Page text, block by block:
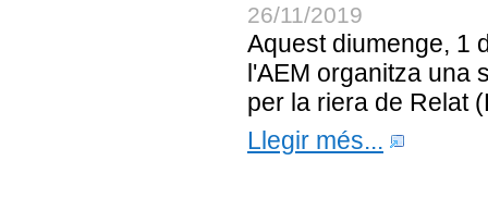
26/11/2019
Aquest diumenge, 1
l'AEM organitza una
per la riera de Relat
Llegir més...